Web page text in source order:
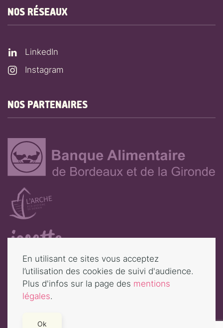
NOS RÉSEAUX
LinkedIn
Instagram
NOS PARTENAIRES
2026Les Nouveaux Potagers. Tous droits réservés |Mentions
légales
En utilisant ce sites vous acceptez
l’utilisation des cookies de suivi d'audience.
Plus d'infos sur la page des mentions
légales.
Ok